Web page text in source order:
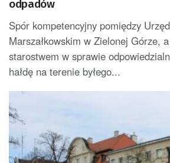
odpadów
Spór kompetencyjny pomiędzy
Marszałkowskim w Zielonej Górze,
starostwem w sprawie
hałdę na terenie byłego...